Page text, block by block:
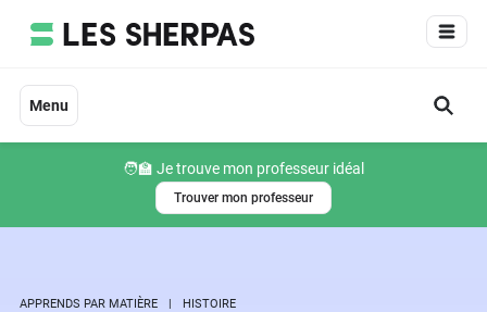
Menu
🧑‍🏫 Je trouve mon professeur idéal
Trouver mon professeur
APPRENDS PAR MATIÈRE HISTOIRE